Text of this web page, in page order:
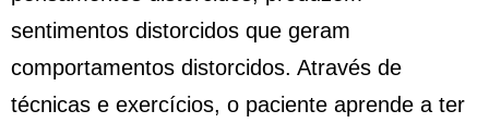
sentimentos distorcidos que geram
comportamentos distorcidos. Através de
técnicas e exercícios, o paciente aprende a ter